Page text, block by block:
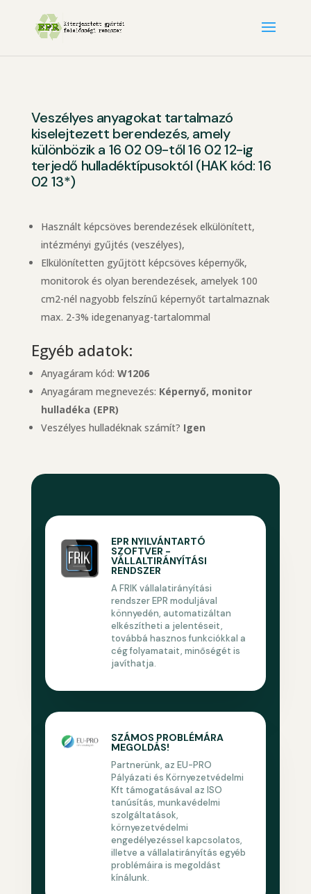
Veszélyes anyagokat tartalmazó
kiselejtezett berendezés, amely
különbözik a 16 02 09-től 16 02 12-ig
terjedő hulladéktípusoktól (HAK kód: 16
02 13*)
Használt képcsöves berendezések elkülönített,
intézményi gyűjtés (veszélyes),
Elkülönítetten gyűjtött képcsöves képernyők,
monitorok és olyan berendezések, amelyek 100
cm2-nél nagyobb felszínű képernyőt tartalmaznak
max. 2-3% idegenanyag-tartalommal
Egyéb adatok:
Anyagáram kód: W1206
Anyagáram megnevezés: Képernyő, monitor
hulladéka (EPR)
Veszélyes hulladéknak számít? Igen
EPR NYILVÁNTARTÓ
SZOFTVER -
VÁLLALTIRÁNYÍTÁSI
RENDSZER
A FRIK vállalatirányítási
rendszer EPR moduljával
könnyedén, automatizáltan
elkészítheti a jelentéseit,
továbbá hasznos funkciókkal a
cég folyamatait, minőségét is
javíthatja.
SZÁMOS PROBLÉMÁRA
MEGOLDÁS!
Partnerünk, az EU-PRO
Pályázati és Környezetvédelmi
Kft támogatásával az ISO
tanúsítás, munkavédelmi
szolgáltatások,
környezetvédelmi
engedélyezéssel kapcsolatos,
illetve a vállalatirányítás egyéb
problémáira is megoldást
kínálunk.